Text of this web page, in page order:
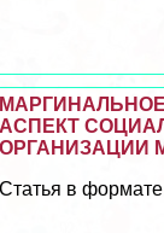
АСПЕКТ
ОРГАНИЗАЦИИ
Статья в